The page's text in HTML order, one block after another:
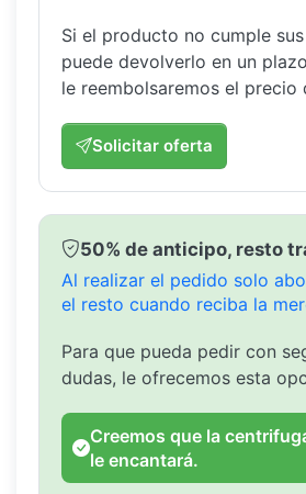
Si el producto no cumple
puede devolverlo en un
le reembolsaremos el precio
Solicitar oferta
50% de anticipo, resto
Al realizar el pedido solo
el resto cuando reciba la
Para que pueda pedir con
dudas, le ofrecemos esta
Creemos que la
le encantará.